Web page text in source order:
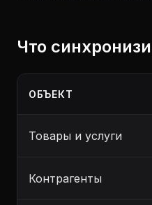
Что
ОБЪЕКТ
Товары и услуги
Контрагенты